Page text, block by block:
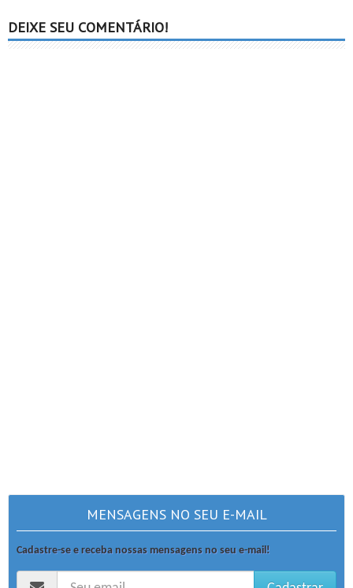
DEIXE SEU COMENTÁRIO!
MENSAGENS NO SEU E-MAIL
Cadastre-se e receba nossas mensagens no seu e-mail!